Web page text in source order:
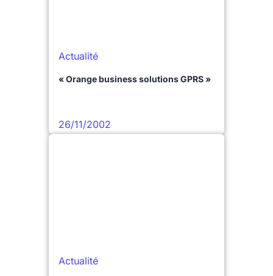
Actualité
« Orange business solutions GPRS »
26/11/2002
Actualité